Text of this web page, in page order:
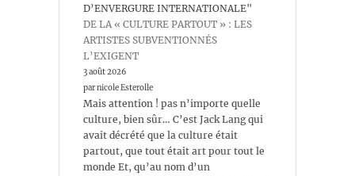
D’ENVERGURE INTERNATIONALE"
DE LA « CULTURE PARTOUT » : LES
ARTISTES SUBVENTIONNÉS
L’EXIGENT
3 août 2026
par nicole Esterolle
Mais attention ! pas n’importe quelle
culture, bien sûr… C’est Jack Lang qui
avait décrété que la culture était
partout, que tout était art pour tout le
monde Et, qu’au nom d’un